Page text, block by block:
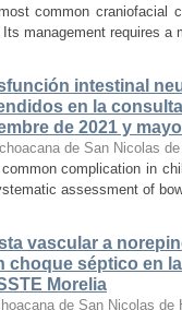
common craniofacial
management requires a
intestinal
en la
de 2021 y
de San Nicolas
complication in
assessment of
vascular a
choque séptico en
Morelia
de San Nicolas de